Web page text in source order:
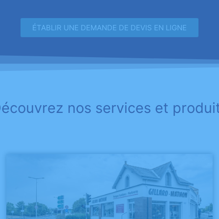
ÉTABLIR UNE DEMANDE DE DEVIS EN LIGNE
nos services et